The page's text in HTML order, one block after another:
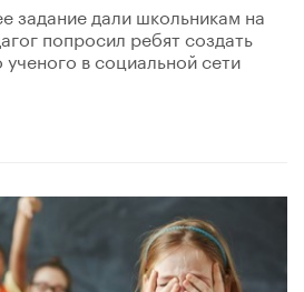
задание дали школьникам на
попросил ребят создать
в социальной сети